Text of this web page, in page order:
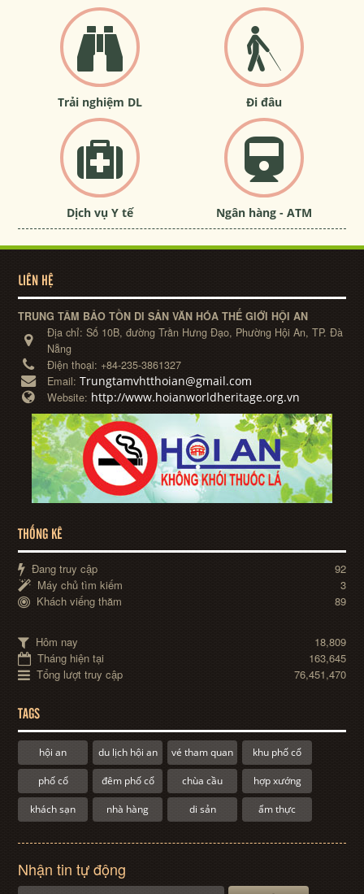
Trải nghiệm DL Đi đâu
Dịch vụ Y tế Ngân hàng - ATM
LIÊN HỆ
TRUNG TÂM BẢO TỒN DI SẢN VĂN HÓA THẾ GIỚI HỘI AN
Địa chỉ:Số 10B, đường Trần Hưng Đạo, Phường Hội An, TP. Đà
Nẵng
Điện thoại: +84-235-3861327
Email:Trungtamvhtthoian@gmail.com
Website: http://www.hoianworldheritage.org.vn
THỐNG KÊ
Đang truy cập
92
Máy chủ tìm kiếm
3
Khách viếng thăm
89
Hôm nay
18,809
Tháng hiện tại
163,645
Tổng lượt truy cập
76,451,470
TAGS
hội an du lịch hội an vé tham quan khu phố cổ
phố cổ đêm phố cổ chùa cầu hợp xướng
khách sạn nhà hàng di sản ẩm thực
Nhận tin tự động